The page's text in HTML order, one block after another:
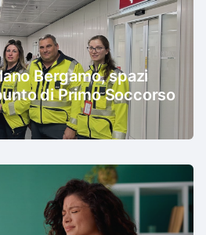
Bergamo, spazi
di Primo Soccorso